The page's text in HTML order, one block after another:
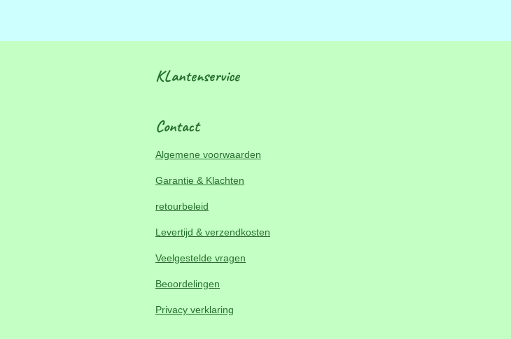
KLantenservice
Contact
Algemene voorwaarden
Garantie & Klachten
retourbeleid
Levertijd & verzendkosten
Veelgestelde vragen
Beoordelingen
Privacy verklaring